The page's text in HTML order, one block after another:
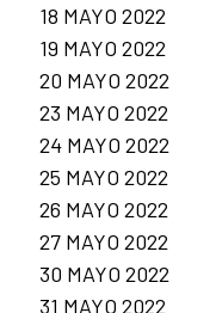
18 MAYO 2022
19 MAYO 2022
20 MAYO 2022
23 MAYO 2022
24 MAYO 2022
25 MAYO 2022
26 MAYO 2022
27 MAYO 2022
30 MAYO 2022
31 MAYO 2022